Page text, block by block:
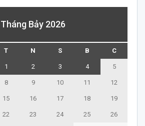
Tháng Bảy 2026
T N S B C
1 2 3 4 5
8 9 10 11 12
15 16 17 18 19
22 23 24 25 26